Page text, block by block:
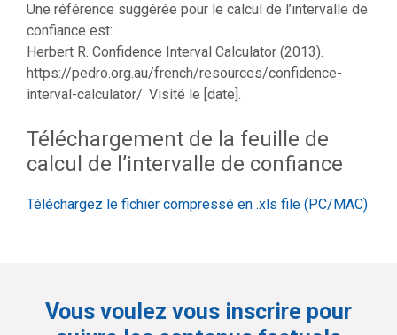
Une référence suggérée pour le calcul de l’intervalle de
confiance est:
Herbert R. Confidence Interval Calculator (2013).
https://pedro.org.au/french/resources/confidence-
interval-calculator/. Visité le [date].
Téléchargement de la feuille de
calcul de l’intervalle de confiance
Téléchargez le fichier compressé en .xls file (PC/MAC)
Vous voulez vous inscrire pour